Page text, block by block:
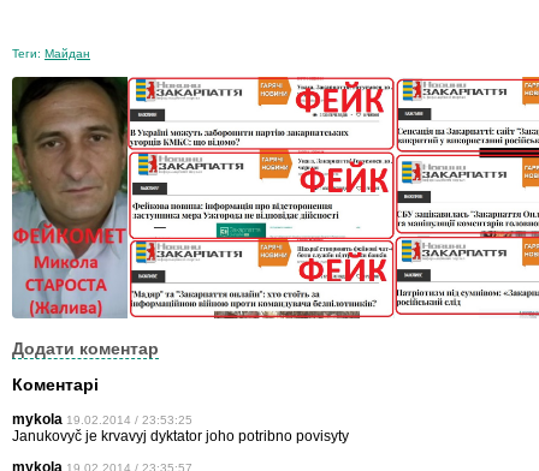
Теги: Майдан
Додати коментар
Коментарі
mykola 19.02.2014 / 23:53:25
Janukovyč je krvavyj dyktator joho potribno povisyty
mykola 19.02.2014 / 23:35:57